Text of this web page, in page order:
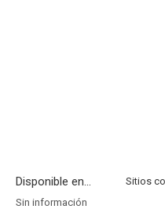
Disponible en...
Sin información